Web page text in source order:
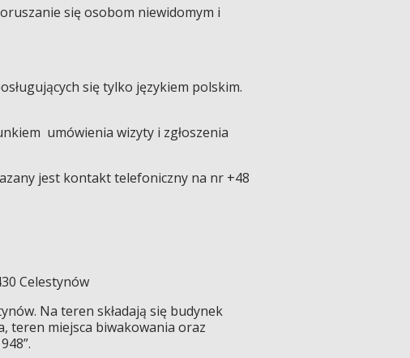
się osobom niewidomym i
się tylko językiem polskim.
umówienia wizyty i zgłoszenia
jest kontakt telefoniczny na nr +48
Celestynów
Na teren składają się budynek
teren miejsca biwakowania oraz